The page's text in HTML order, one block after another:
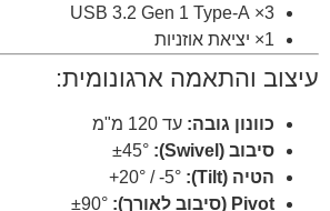
3× USB 3.2 Gen 1 Type-A
1× יציאת אוזניות
עיצוב והתאמה ארגונומית:
כוונון גובה: עד 120 מ"מ
סיבוב (Swivel):
הטיה (Tilt):
Pivot (סיבוב לאורך):